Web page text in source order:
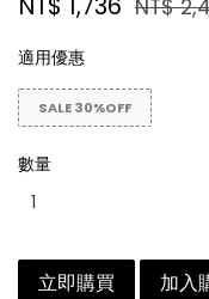
NT$
適用優惠
SALE 30%OFF
數量
立即購買 加入